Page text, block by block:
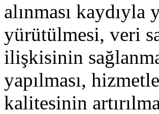
alınması
yürütülmesi, veri
ilişkisinin
yapılması,
kalitesinin